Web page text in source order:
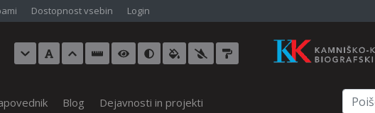
Dostopnost vsebin Login
Blog Dejavnosti in projekti